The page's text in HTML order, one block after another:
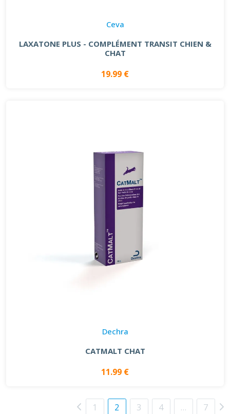
Ceva
LAXATONE PLUS - COMPLÉMENT TRANSIT CHIEN &
CHAT
19.99 €
Dechra
CATMALT CHAT
11.99 €
1 2 3 4 … 7